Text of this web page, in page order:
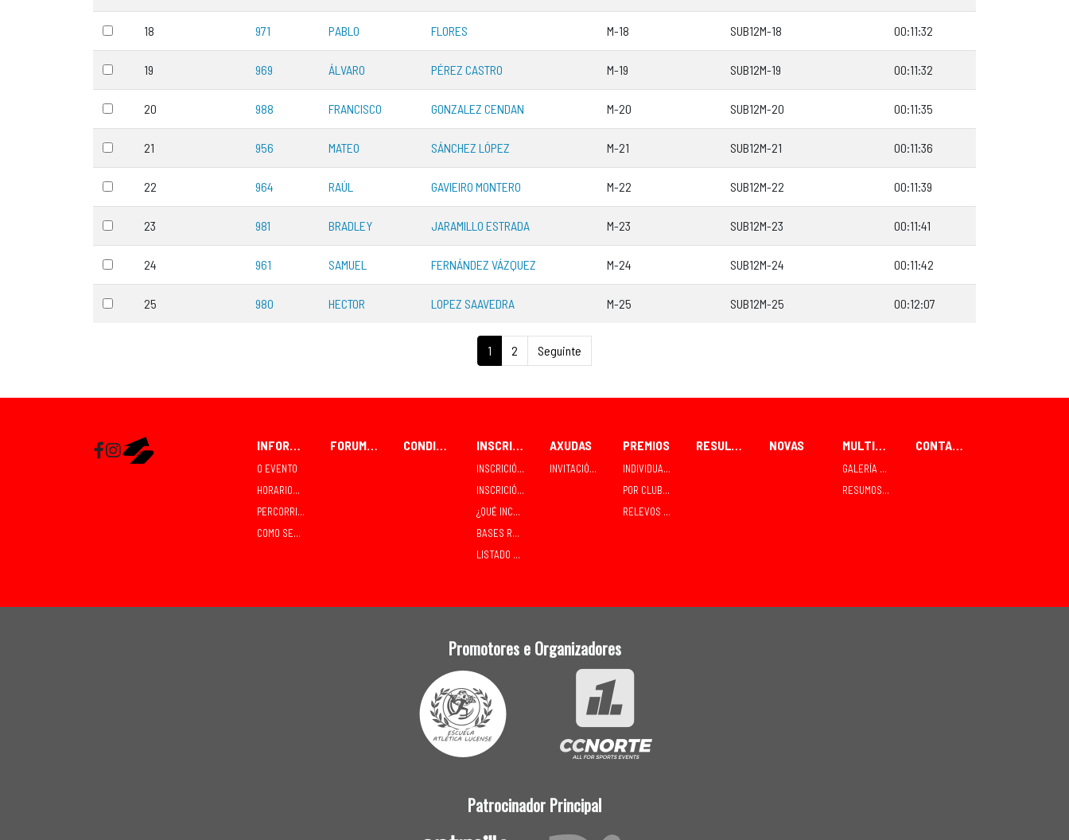
18 971 PABLO FLORES M-18 SUB12M-18 00:11:32
19 969 ÁLVARO PÉREZ CASTRO M-19 SUB12M-19 00:11:32
20 988 FRANCISCO GONZALEZ CENDAN M-20 SUB12M-20 00:11:35
21 956 MATEO SÁNCHEZ LÓPEZ M-21 SUB12M-21 00:11:36
22 964 RAÚL GAVIEIRO MONTERO M-22 SUB12M-22 00:11:39
23 981 BRADLEY JARAMILLO ESTRADA M-23 SUB12M-23 00:11:41
24 961 SAMUEL FERNÁNDEZ VÁZQUEZ M-24 SUB12M-24 00:11:42
25 980 HECTOR LOPEZ SAAVEDRA M-25 SUB12M-25 00:12:07
1 2 Seguinte
INFORMACIÓN
O EVENTO
HORARIOS E COMPETICIÓNS
PERCORRIDOS
COMO SEGUIR O CROSS?
FORUM CEAO CONDICIÓNS PARA PARTICIPANTES INSCRICIÓNS
INSCRICIÓN / RECOLLIDA INDIVIDUAL
INSCRICIÓN / RECOLLIDA EN GRUPO - CLUBES
¿QUÉ INCLÚE A INSCRICIÓN?
BASES RELEVOS MIXTOS SÁBADO
LISTADO DE INSCRITOS
AXUDAS
INVITACIÓNS E CONTRATACIÓNS
PREMIOS
INDIVIDUAIS
POR CLUBES
RELEVOS MIXTOS
RESULTADOS NOVAS MULTIMEDIA
GALERÍA FOTOGRÁFICA
RESUMOS TVE TELEDEPORTE
CONTACTO
Facebook
InstagramRaceMapp
Promotores e Organizadores
Patrocinador Principal